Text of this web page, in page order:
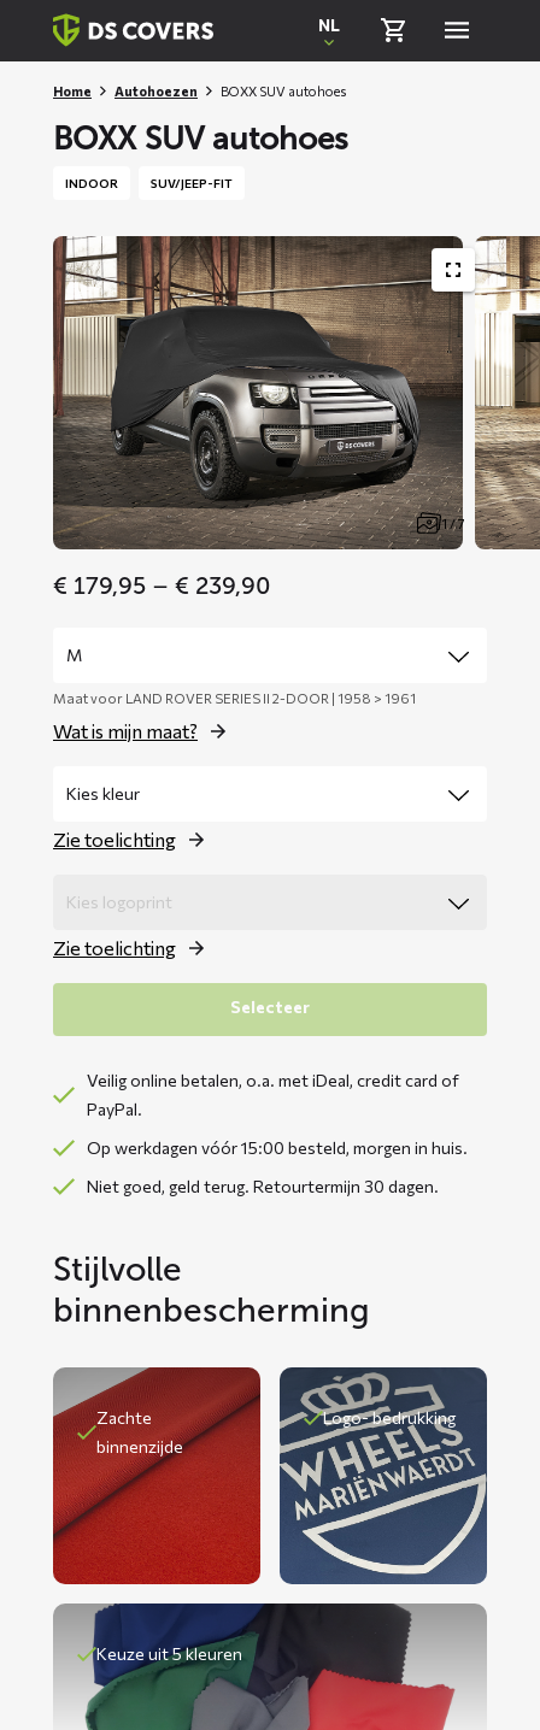
Skiplinks
NL
Home Autohoezen BOXX SUV autohoes
BOXX SUV autohoes
INDOOR SUV/JEEP-FIT
1 / 7
€ 179,95 – € 239,90
Maat voor LAND ROVER SERIES II 2-DOOR | 1958 > 1961
Wat is mijn maat?
Zie toelichting
Zie toelichting
Selecteer
Veilig online betalen, o.a. met iDeal, credit card of
PayPal.
Op werkdagen vóór 15:00 besteld, morgen in huis.
Niet goed, geld terug. Retourtermijn 30 dagen.
Stijlvolle
binnenbescherming
Zachte
binnenzijde
Logo- bedrukking
Keuze uit 5 kleuren